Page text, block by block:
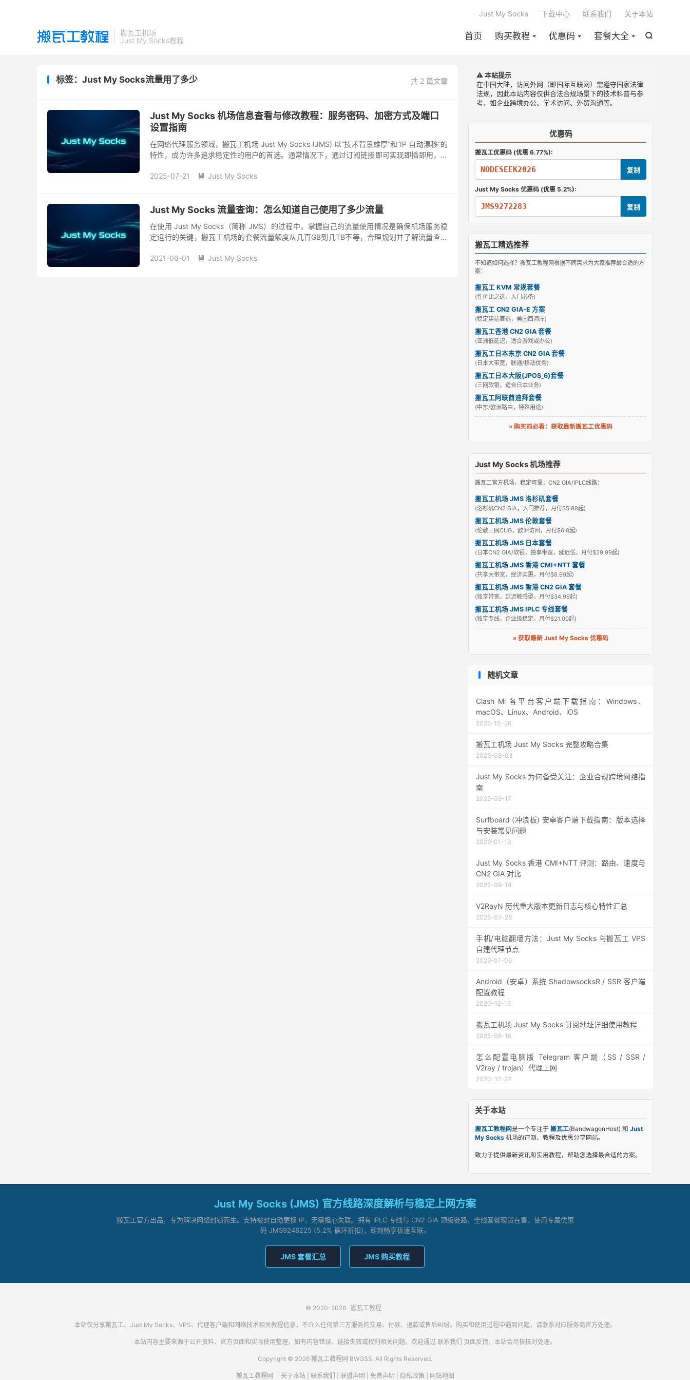
搬瓦工机场
Just My Socks教程

首页 购买教程 优惠码 套餐大全
Just My Socks 下载中心 联系我们 关于本站
共 2 篇文章
标签：Just My Socks流量用了多少
Just My Socks 机场信息查看与修改教程：服务密码、加密方式及端口
设置指南
在网络代理服务领域，搬瓦工机场 Just My Socks (JMS) 以“技术背景雄厚”和“IP 自动漂移”的
特性，成为许多追求稳定性的用户的首选。通常情况下，通过订阅链接即可实现即插即用，但
2025-07-21
 Just My Socks
Just My Socks 流量查询：怎么知道自己使用了多少流量
在使用 Just My Socks（简称 JMS）的过程中，掌握自己的流量使用情况是确保机场服务稳
定运行的关键，搬瓦工机场的套餐流量额度从几百GB到几TB不等，合理规划并了解流量查询
2021-06-01
 Just My Socks
⚠️ 本站提示
在中国大陆，访问外网（即国际互联网）需遵守国家法律
法规，因此本站内容仅供合法合规场景下的技术科普与参
考，如企业跨境办公、学术访问、外贸沟通等。
优惠码
搬瓦工优惠码 (优惠 6.77%):
NODESEEK2026 复制
Just My Socks 优惠码 (优惠 5.2%):
JMS9272283 复制
搬瓦工精选推荐
不知道如何选择？搬瓦工教程网根据不同需求为大家推荐最合适的方
案：
搬瓦工 KVM 常规套餐
(性价比之选，入门必备)
搬瓦工 CN2 GIA-E 方案
(稳定建站首选，美国西海岸)
搬瓦工香港 CN2 GIA 套餐
(亚洲低延迟，适合游戏或办公)
搬瓦工日本东京 CN2 GIA 套餐
(日本大带宽，联通/移动优秀)
搬瓦工日本大阪(JPOS_6)套餐
(三网软银，适合日本业务)
搬瓦工阿联酋迪拜套餐
(中东/欧洲路由，特殊用途)
» 购买前必看：获取最新搬瓦工优惠码
Just My Socks 机场推荐
搬瓦工官方机场，稳定可靠，CN2 GIA/IPLC线路：
搬瓦工机场 JMS 洛杉矶套餐
(洛杉矶CN2 GIA，入门推荐，月付$5.88起)
搬瓦工机场 JMS 伦敦套餐
(伦敦三网CUG，欧洲访问，月付$6.8起)
搬瓦工机场 JMS 日本套餐
(日本CN2 GIA/软银，独享带宽，延迟低，月付$29.99起)
搬瓦工机场 JMS 香港 CMI+NTT 套餐
(共享大带宽，经济实惠，月付$8.99起)
搬瓦工机场 JMS 香港 CN2 GIA 套餐
(独享带宽，延迟敏感型，月付$34.99起)
搬瓦工机场 JMS IPLC 专线套餐
(独享专线，企业级稳定，月付$21.00起)
» 获取最新 Just My Socks 优惠码
随机文章
Clash Mi 各平台客户端下载指南：Windows、
macOS、Linux、Android、iOS
2025-10-26
搬瓦工机场 Just My Socks 完整攻略合集
2025-08-03
Just My Socks 为何备受关注：企业合规跨境网络指
南
2025-09-17
Surfboard (冲浪板) 安卓客户端下载指南：版本选择
与安装常见问题
2026-01-19
Just My Socks 香港 CMI+NTT 评测：路由、速度与
CN2 GIA 对比
2025-09-14
V2RayN 历代重大版本更新日志与核心特性汇总
2025-07-28
手机/电脑翻墙方法：Just My Socks 与搬瓦工 VPS
自建代理节点
2026-01-06
Android（安卓）系统 ShadowsocksR / SSR 客户端
配置教程
2020-12-16
搬瓦工机场 Just My Socks 订阅地址详细使用教程
2025-08-16
怎么配置电脑版 Telegram 客户端（SS / SSR /
V2ray / trojan）代理上网
2020-12-22
关于本站
搬瓦工教程网是一个专注于 搬瓦工(BandwagonHost) 和 Just
My Socks 机场的评测、教程及优惠分享网站。
致力于提供最新资讯和实用教程，帮助您选择最合适的方案。
Just My Socks (JMS) 官方线路深度解析与稳定上网方案
搬瓦工官方出品，专为解决网络封锁而生。支持被封自动更换 IP，无需担心失联。拥有 IPLC 专线与 CN2 GIA 顶级链路，全线套餐现货在售。使用专属优惠
码 JMS9248225 (5.2% 循环折扣)，即刻畅享极速互联。
JMS 套餐汇总 JMS 购买教程
© 2020-2026 搬瓦工教程
本站仅分享搬瓦工、Just My Socks、VPS、代理客户端和网络技术相关教程信息，不介入任何第三方服务的交易、付款、退款或售后纠纷。购买和使用过程中遇到问题，请联系对应服务商官方处理。
本站内容主要来源于公开资料、官方页面和实际使用整理，如有内容错误、链接失效或权利相关问题，欢迎通过 联系我们 页面反馈，本站会尽快核对处理。
Copyright © 2026 搬瓦工教程网 BWGSS. All Rights Reserved.
搬瓦工教程网 关于本站| 联系我们 联盟声明 免责声明 隐私政策 网站地图